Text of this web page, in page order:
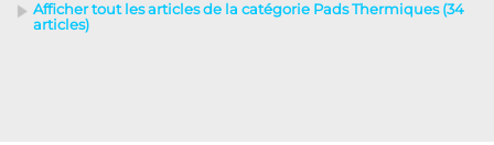
Afficher tout les articles de la catégorie Pads Thermiques (34
articles)